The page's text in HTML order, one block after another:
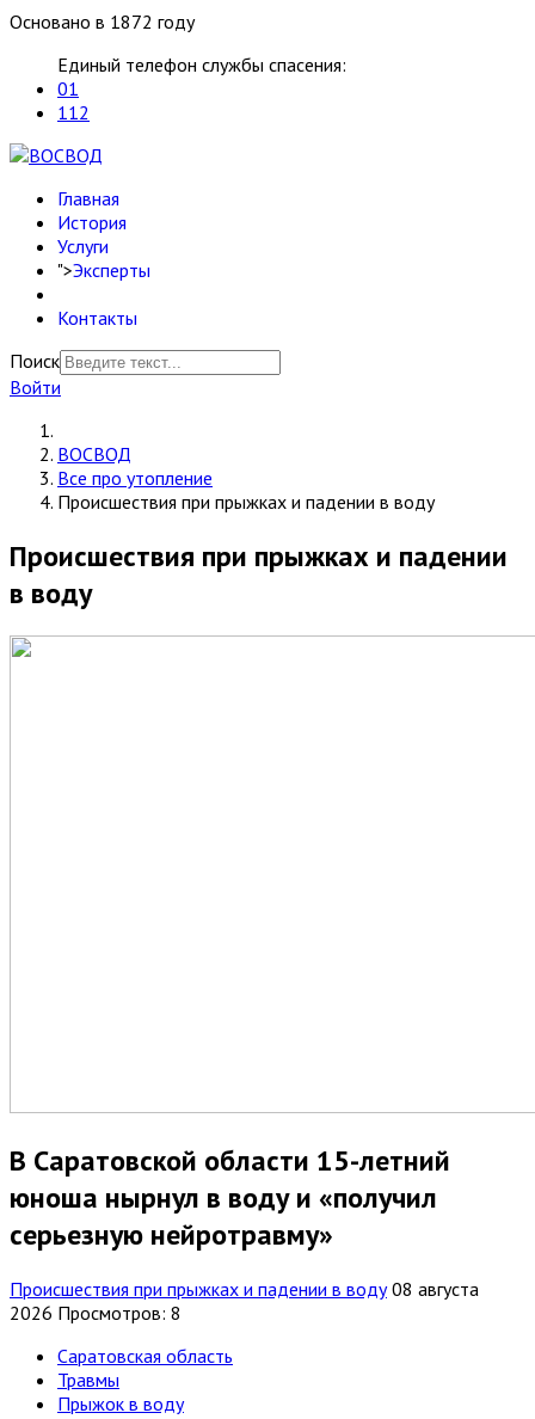
Основано в 1872 году
Единый телефон службы спасения:
01
112
Главная
История
Услуги
">Эксперты
Контакты
Поиск
Войти
ВОСВОД
Все про утопление
Происшествия при прыжках и падении в воду
Происшествия при прыжках и падении
в воду
В Саратовской области 15-летний
юноша нырнул в воду и «получил
серьезную нейротравму»
Происшествия при прыжках и падении в воду 08 августа
2026 Просмотров: 8
Саратовская область
Травмы
Прыжок в воду